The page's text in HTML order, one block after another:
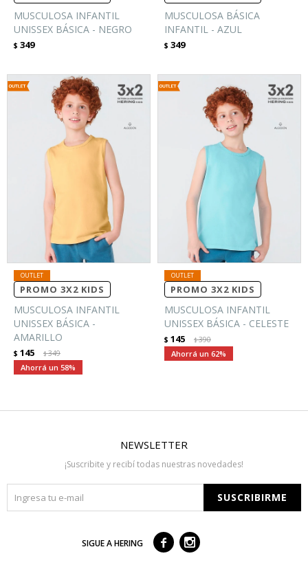
MUSCULOSA INFANTIL
UNISSEX BÁSICA - NEGRO
$ 349
MUSCULOSA BÁSICA
INFANTIL - AZUL
$ 349
PROMO 3X2 KIDS
MUSCULOSA INFANTIL
UNISSEX BÁSICA -
AMARILLO
$ 145 $349
58
PROMO 3X2 KIDS
MUSCULOSA INFANTIL
UNISSEX BÁSICA - CELESTE
$ 145 $390
62
NEWSLETTER
¡Suscribite y recibí todas nuestras novedades!
SUSCRIBIRME
SIGUE A HERING  